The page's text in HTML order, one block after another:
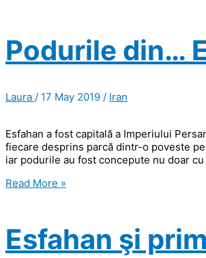
Podurile din…
Laura / 17 May 2019 / Iran
Esfahan a fost capitală a Imperiului
fiecare desprins parcă dintr-o poveste
iar podurile au fost concepute nu doar
Podurile
Read More »
Esfahan şi